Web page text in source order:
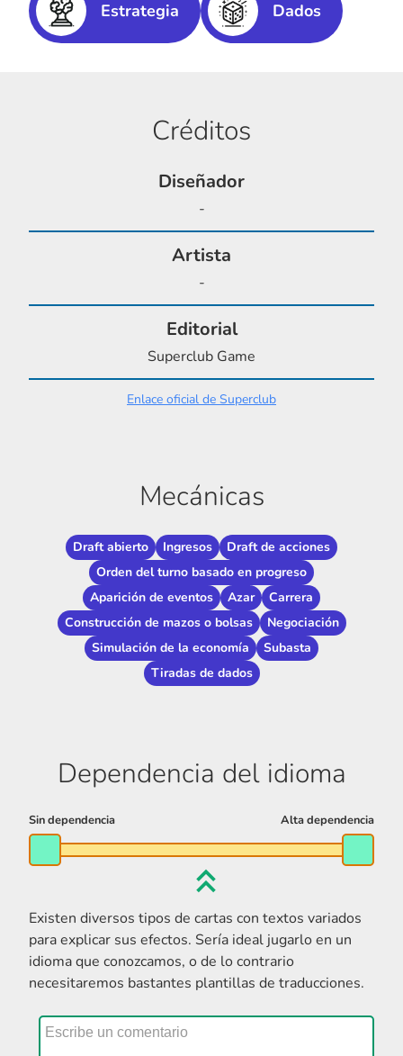
Estrategia Dados
Créditos
Diseñador
-
Artista
-
Editorial
Superclub Game
Enlace oficial de Superclub
Mecánicas
Draft abierto Ingresos
Draft de acciones
Orden del turno basado en progreso
Aparición de eventos
Azar
Carrera
Construcción de mazos o bolsas
Negociación
Simulación de la economía
Subasta
Tiradas de dados
Dependencia del idioma
Existen diversos tipos de cartas con textos variados
para explicar sus efectos. Sería ideal jugarlo en un
idioma que conozcamos, o de lo contrario
necesitaremos bastantes plantillas de traducciones.